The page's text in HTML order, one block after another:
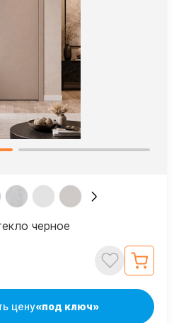
черное
цену«под ключ»